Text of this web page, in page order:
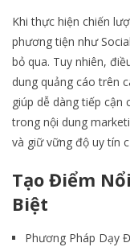
Khi thực hiện chiến
phương tiện như
bỏ qua. Tuy nhiên,
dung quảng cáo trên
giúp dễ dàng tiếp cận
trong nội dung
và giữ vững độ uy tín
Tạo Điểm
Biệt
Phương Pháp Dạy